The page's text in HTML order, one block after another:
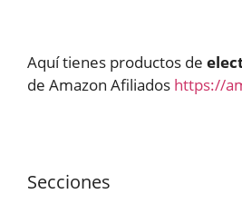
Aquí tienes productos de
de Amazon Afiliados https://
Secciones